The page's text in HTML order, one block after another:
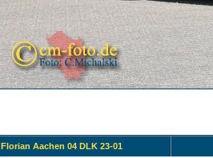
Florian Aachen 04 DLK 23-01